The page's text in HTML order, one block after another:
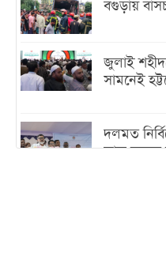
বগুড়ায়
জুলাই
সামনেই
দলমত
কাজ করতে